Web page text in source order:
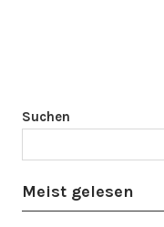
Suchen
Meist gelesen